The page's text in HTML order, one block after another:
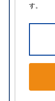
す。